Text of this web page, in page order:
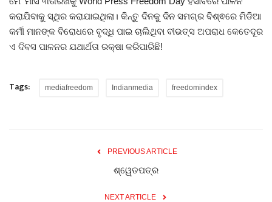
କରାଯିବାକୁ ସ୍ଥିର କରାଯାଇଥିଲା। କିନ୍ତୁ ଦିନକୁ ଦିନ ସମଗ୍ର ବିଶ୍ଵରେ ମିଡିଆ
କର୍ମୀ ମାନଙ୍କ ବିରୋଧରେ ବୃଦ୍ଧି ପାଇ ଚାଲିଥିବା ବୀଭତ୍ସ ଅପରାଧ କେତେଦୂର
ଏ ଦିବସ ପାଳନର ଯଥାର୍ଥତା ରକ୍ଷା କରିପାରିଛି!
Tags: mediafreedom Indianmedia freedomindex
PREVIOUS ARTICLE
ଶ୍ୱେତପତ୍ର
NEXT ARTICLE